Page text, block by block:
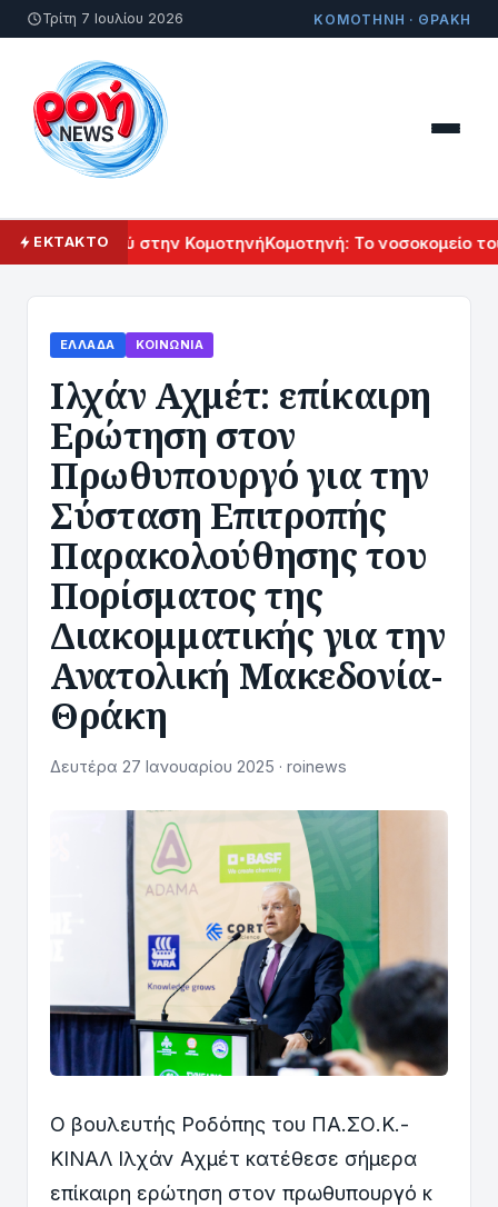
Τρίτη 7 Ιουλίου 2026 ΚΟΜΟΤΗΝΗ · ΘΡΑΚΗ
ΕΚΤΑΚΤΟστην ΚομοτηνήΚομοτηνή: Το νοσοκομείο του
ΕΛΛΆΔΑ ΚΟΙΝΩΝΊΑ
Ιλχάν Αχμέτ: επίκαιρη
Ερώτηση στον
Πρωθυπουργό για την
Σύσταση Επιτροπής
Παρακολούθησης του
Πορίσματος της
Διακομματικής για την
Ανατολική Μακεδονία-
Θράκη
Δευτέρα 27 Ιανουαρίου 2025 · roinews
Ο βουλευτής Ροδόπης του ΠΑ.ΣΟ.Κ.-
ΚΙΝΑΛ Ιλχάν Αχμέτ κατέθεσε σήμερα
επίκαιρη ερώτηση στον πρωθυπουργό κ